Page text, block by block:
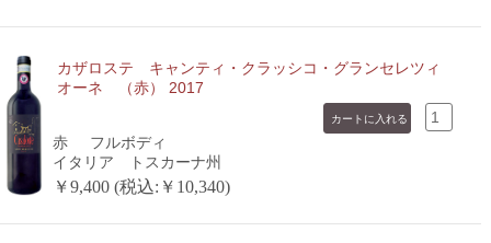
カザロステ キャンティ・クラッシコ・グランセレツィ
オーネ （赤） 2017
赤
フルボディ
イタリア トスカーナ州
￥9,400 (税込:￥10,340)